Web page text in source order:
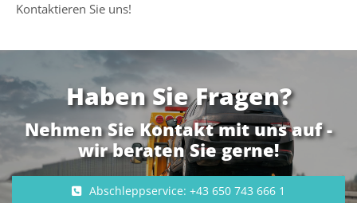
Kontaktieren Sie uns!
Haben Sie Fragen?
Nehmen Sie Kontakt mit uns auf -
wir beraten Sie gerne!
Abschleppservice: +43 650 743 666 1